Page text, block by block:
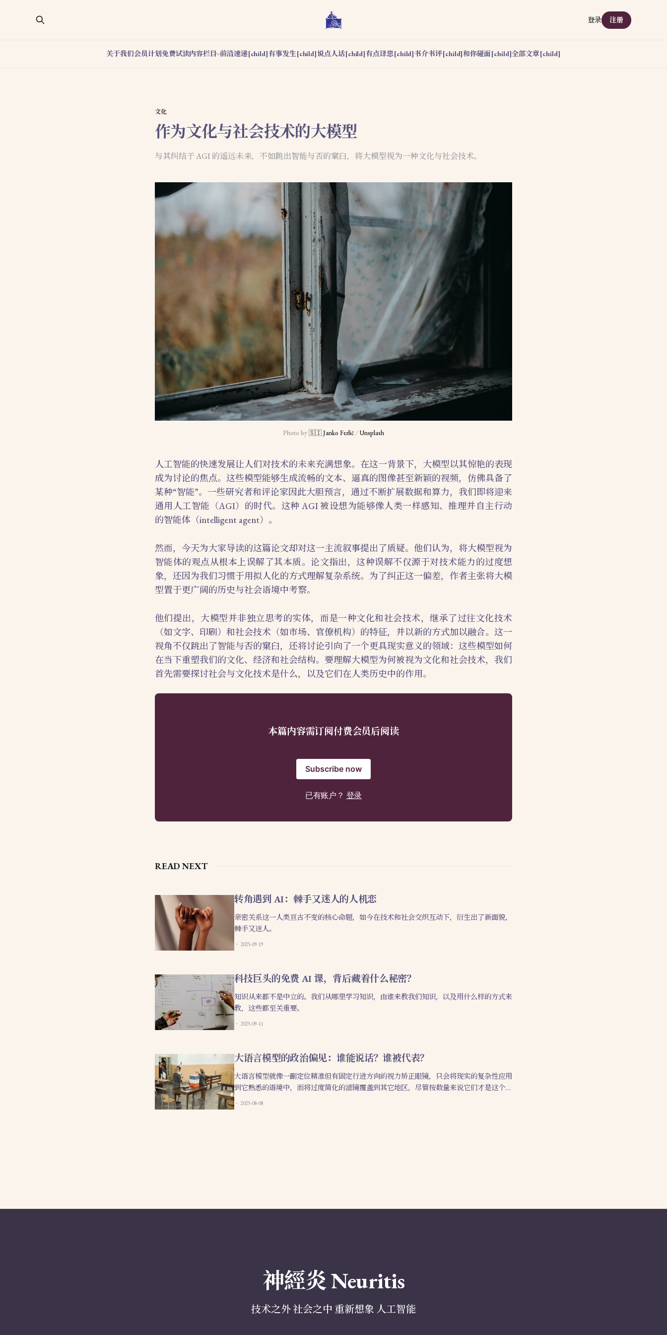
关于我们会员计划免费试读内容栏目 前沿速递[child]有事发生[child]说点人话[child]有点译思[child]书介书评[child]和你碰面[child]全部文章[child]
登录 注册
文化
作为文化与社会技术的大模型
与其纠结于 AGI 的遥远未来，不如跳出智能与否的窠臼，将大模型视为一种文化与社会技术。
Photo by 🇸🇮 Janko Ferlič / Unsplash
人工智能的快速发展让人们对技术的未来充满想象。在这一背景下，大模型以其惊艳的表现
成为讨论的焦点。这些模型能够生成流畅的文本、逼真的图像甚至新颖的视频，仿佛具备了
某种“智能”。一些研究者和评论家因此大胆预言，通过不断扩展数据和算力，我们即将迎来
通用人工智能（AGI）的时代。这种 AGI 被设想为能够像人类一样感知、推理并自主行动
的智能体（intelligent agent）。
然而，今天为大家导读的这篇论文却对这一主流叙事提出了质疑。他们认为，将大模型视为
智能体的观点从根本上误解了其本质。论文指出，这种误解不仅源于对技术能力的过度想
象，还因为我们习惯于用拟人化的方式理解复杂系统。为了纠正这一偏差，作者主张将大模
型置于更广阔的历史与社会语境中考察。
他们提出，大模型并非独立思考的实体，而是一种文化和社会技术，继承了过往文化技术
（如文字、印刷）和社会技术（如市场、官僚机构）的特征，并以新的方式加以融合。这一
视角不仅跳出了智能与否的窠臼，还将讨论引向了一个更具现实意义的领域：这些模型如何
在当下重塑我们的文化、经济和社会结构。要理解大模型为何被视为文化和社会技术，我们
首先需要探讨社会与文化技术是什么，以及它们在人类历史中的作用。
本篇内容需订阅付费会员后阅读
Subscribe now
已有账户？ 登录
READ NEXT
转角遇到 AI：棘手又迷人的人机恋
亲密关系这一人类亘古不变的核心命题，如今在技术和社会交织互动下，衍生出了新面貌，
棘手又迷人。
2025-09-19
科技巨头的免费 AI 课，背后藏着什么秘密？
知识从来都不是中立的。我们从哪里学习知识，由谁来教我们知识，以及用什么样的方式来
教，这些都至关重要。
2025-09-11
大语言模型的政治偏见：谁能说话？谁被代表？
大语言模型就像一副定位精准但有固定行进方向的视力矫正眼镜，只会将现实的复杂性应用
到它熟悉的语境中，而将过度简化的滤镜覆盖到其它地区，尽管按数量来说它们才是这个世
界的大多数。
2025-08-08
神經炎 Neuritis
技术之外 社会之中 重新想象 人工智能